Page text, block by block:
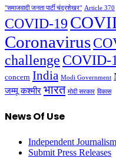
"समाजवादी जनता पार्टी चंद्रशेखर" Article 370
COVID-19
Coronavirus
challenge COVID-
concern India Modi Government
जम्मू कश्मीर भारत मोदी सरकार विकास
News Of Use
Independent Journalism
Submit Press Releases